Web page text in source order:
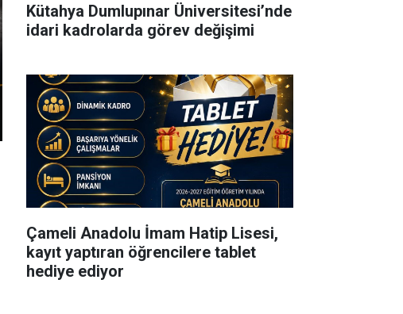
Kütahya Dumlupınar Üniversitesi’nde
idari kadrolarda görev değişimi
Çameli Anadolu İmam Hatip Lisesi,
kayıt yaptıran öğrencilere tablet
hediye ediyor